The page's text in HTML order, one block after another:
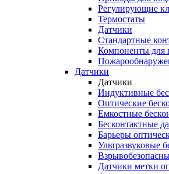
Регулирующие
Термостаты
Датчики
Стандартные
Компоненты для
Датчики
Датчики
Индуктивные
Оптические
Емкостные
Бесконтактные
Барьеры
Ультразвуковые
Датчики метки